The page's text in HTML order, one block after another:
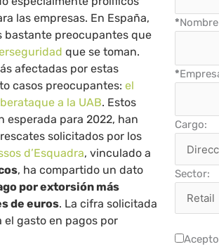
las empresas. En España,
bastante preocupantes que
que se toman.
afectadas por estas
casos preocupantes:el
a la UAB. Estos
esperada para 2022, han
solicitados por los
d’Esquadra, vinculado a
, ha compartido un dato
por extorsión más
de euros. La cifra solicitada
gasto en pagos por
*
*
Cargo:
Sector: